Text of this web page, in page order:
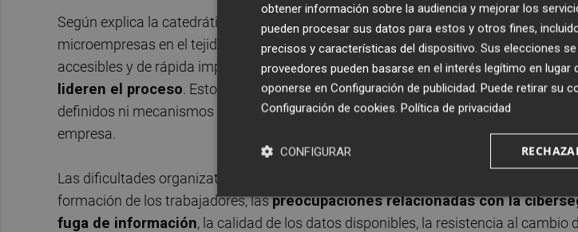
Según explica la catedrática de la UPV y experta en IA Nuria Lloret , el predominio
microempresas en el tejido empresarial valenciano favorece una adopción basada
accesibles y de rápida implementación, pero con escasa formalización ysin
lideren el proceso. Esto provoca que la inteligencia artificial se incorpore de
definidos ni mecanismos que permitan evaluar su impacto en la productividad o en
empresa.
Las dificultades organizativas aparecen como el principal freno a una adopción
formación de los trabajadores, laspreocupaciones relacionadas con la
fuga de información, la calidad de los datos disponibles, la resistencia al cambio
obtener información sobre la audiencia y mejorar los
pueden procesar sus datos para estos y otros fines,
precisos y características del dispositivo. Sus elecciones
proveedores pueden basarse en el interés legítimo en
oponerse en Configuración de publicidad. Puede retirar su
Configuración de cookies. Política de privacidad
CONFIGURAR